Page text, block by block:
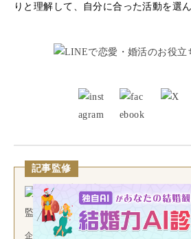
りと理解して、自分に合った活動を選
記事監修
再木 奈生
シニア産業カウンセラー/キャリ
ィブ心理学コーチ
企業・教育現場において述べ100,000人以上